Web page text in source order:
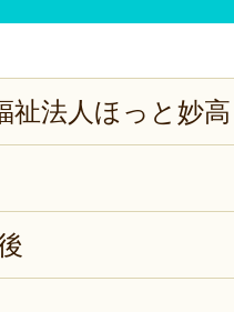
祉法人ほっと妙高